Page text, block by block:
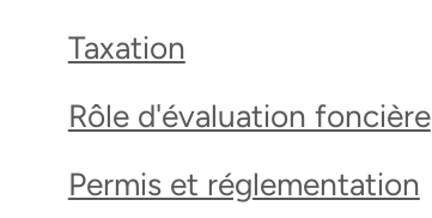
Taxation
Rôle d'évaluation foncière
Permis et réglementation